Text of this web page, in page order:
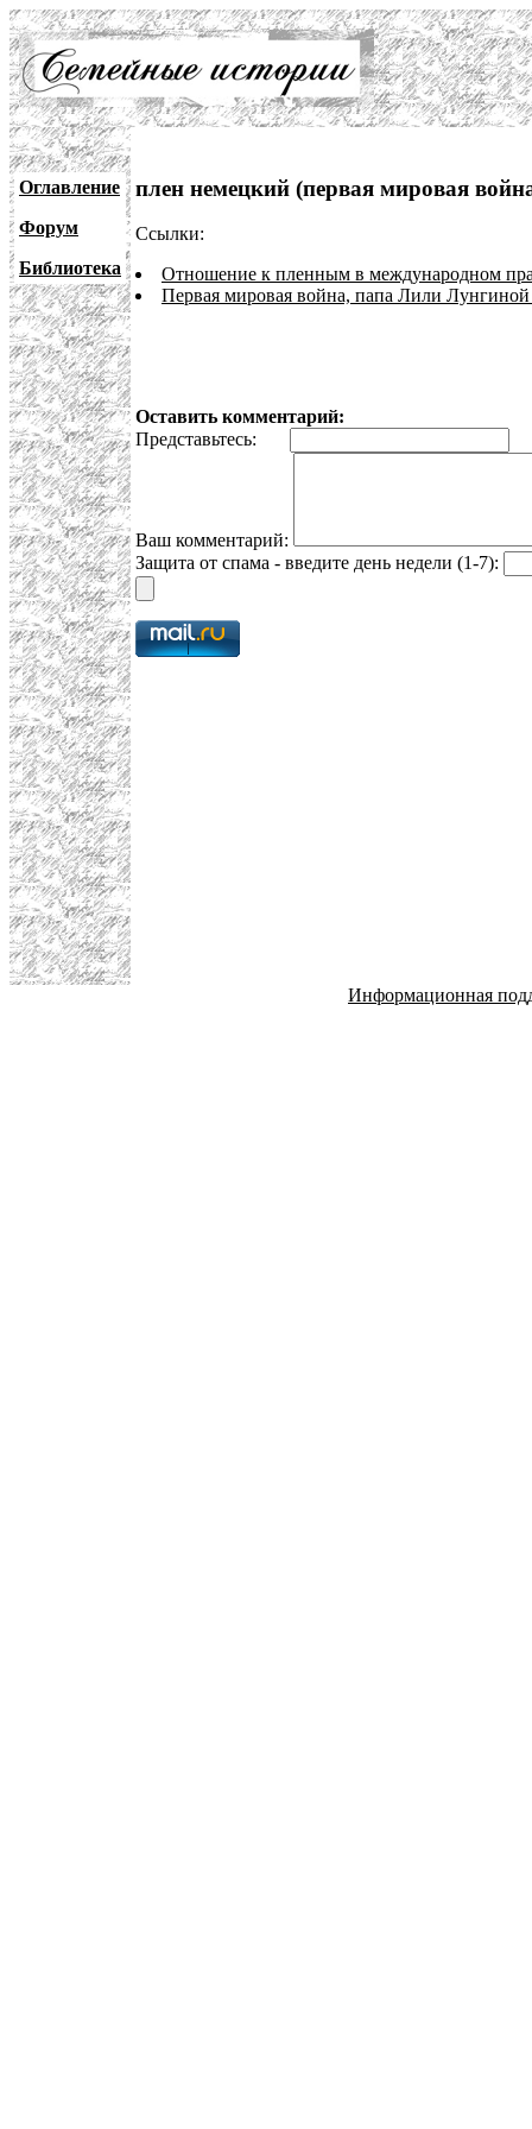
Оглавление
Форум
Библиотека
плен немецкий (первая мировая
Ссылки:
Отношение к пленным в международном
Первая мировая война, папа Лили
Оставить комментарий:
Представьтесь:
Ваш комментарий:
Защита от спама - введите день недели (1-7):
Информационная